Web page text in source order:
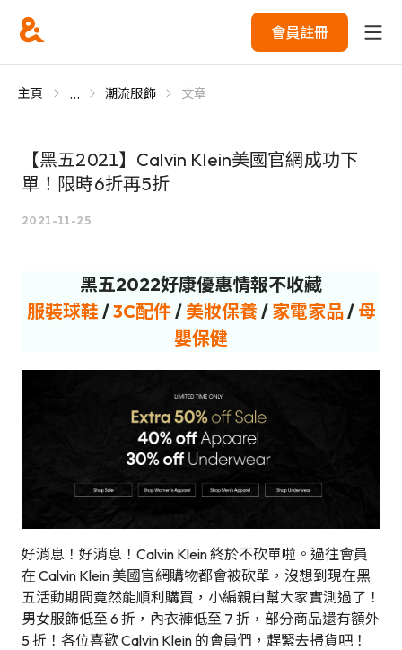
會員註冊
主頁 ... 潮流服飾 文章
【黑五2021】Calvin Klein美國官網成功下
單！限時6折再5折
2021-11-25
黑五2022好康優惠情報不收藏
服裝球鞋 /3C配件/ 美妝保養/ 家電家品/ 母
嬰保健
好消息！好消息！Calvin Klein 終於不砍單啦。過往會員
在 Calvin Klein 美國官網購物都會被砍單，沒想到現在黑
五活動期間竟然能順利購買，小編親自幫大家實測過了！
男女服飾低至 6 折，內衣褲低至 7 折，部分商品還有額外
5 折！各位喜歡 Calvin Klein 的會員們，趕緊去掃貨吧！